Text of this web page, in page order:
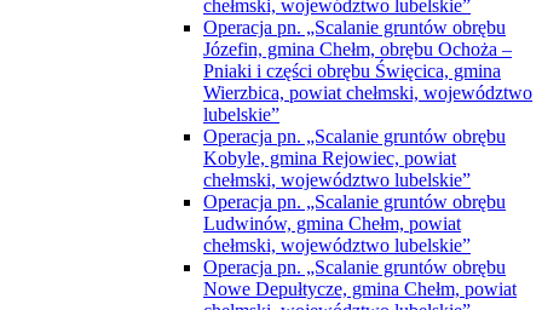
chełmski, województwo lubelskie”
Operacja pn. „Scalanie gruntów obrębu
Józefin, gmina Chełm, obrębu Ochoża –
Pniaki i części obrębu Święcica, gmina
Wierzbica, powiat chełmski, województwo
lubelskie”
Operacja pn. „Scalanie gruntów obrębu
Kobyle, gmina Rejowiec, powiat
chełmski, województwo lubelskie”
Operacja pn. „Scalanie gruntów obrębu
Ludwinów, gmina Chełm, powiat
chełmski, województwo lubelskie”
Operacja pn. „Scalanie gruntów obrębu
Nowe Depułtycze, gmina Chełm, powiat